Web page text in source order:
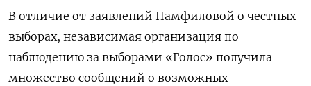
В отличие от заявлений Памфиловой о честных
выборах, независимая организация по
наблюдению за выборами «Голос» получила
множество сообщений о возможных